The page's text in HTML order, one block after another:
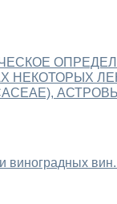
НЕКОТОРЫХ
виноградных